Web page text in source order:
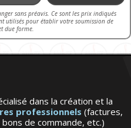
sans préavis. Ce sont les prix indiqués
utilisés pour établir votre soumission de
due forme.
dans la création et la
professionnels (factures,
de commande, etc.)